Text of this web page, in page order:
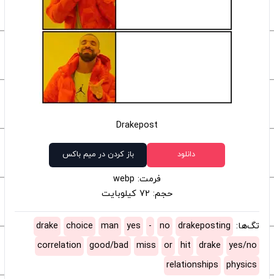
Drakepost
دانلود باز کردن در میم باکس
فرمت: webp
حجم: 72 کیلوبایت
تگ‌ها: drakeposting
no
-
yes
man
choice
drake
yes/no
drake
hit
or
miss
good/bad
correlation
physics
relationships